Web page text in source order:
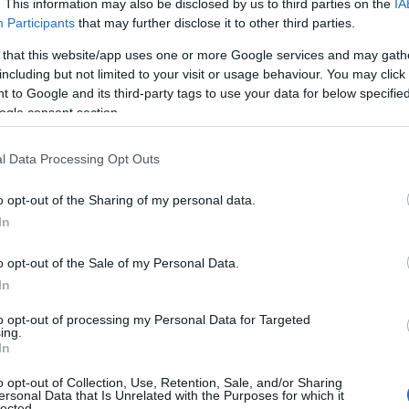
This information may also be disclosed by us to third parties on the
Participants that may further disclose it to other third parties.
that this website/app uses one or more Google services and may
but not limited to your visit or usage behaviour. You may
to Google and its third-party tags to use your data for below
consent section.
Data Processing Opt Outs
opt-out of the Sharing of my personal data.
opt-out of the Sale of my Personal Data.
opt-out of processing my Personal Data for Targeted
opt-out of Collection, Use, Retention, Sale, and/or Sharing
Data that Is Unrelated with the Purposes for which it
ξενοδοχείααλλά και τις λίστες με τα
με τοSoho (Σόχο).
-